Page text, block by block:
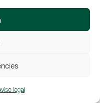
legal